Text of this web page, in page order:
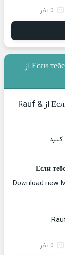
0 نظر
دانلود آهنگ روسیه ایی Если тебе будет грустно از
Если тебе будет грустно از Rauf &
Download new
0 نظر